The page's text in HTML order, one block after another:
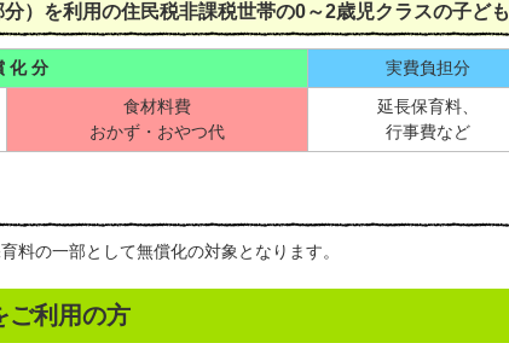
）を利用の住民税非課税世帯の0～2歳児クラスの子ども
化 分 実費負担分
食材料費
おかず・おやつ代
延長保育料、
行事費など
料の一部として無償化の対象となります。
ご利用の方